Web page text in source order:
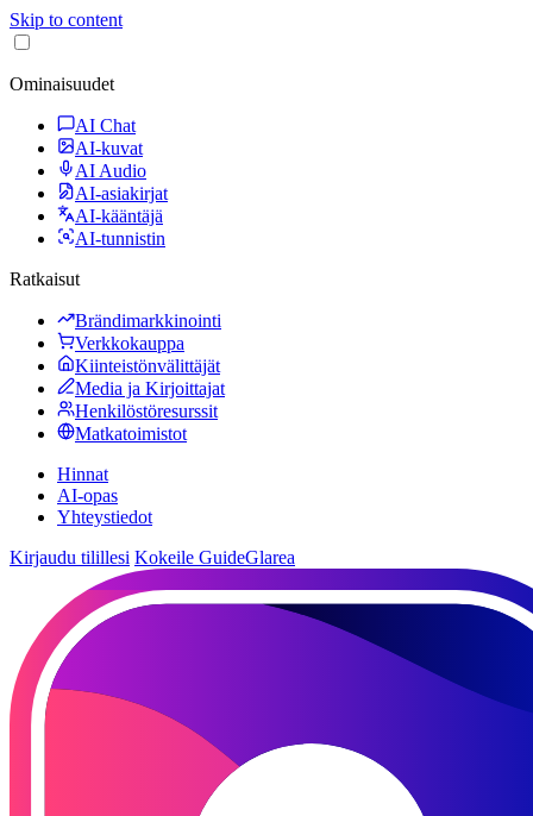
Skip to content
Ominaisuudet
AI Chat
AI-kuvat
AI Audio
AI-asiakirjat
AI-kääntäjä
AI-tunnistin
Ratkaisut
Brändimarkkinointi
Verkkokauppa
Kiinteistönvälittäjät
Media ja Kirjoittajat
Henkilöstöresurssit
Matkatoimistot
Hinnat
AI-opas
Yhteystiedot
Kirjaudu tilillesi Kokeile GuideGlarea